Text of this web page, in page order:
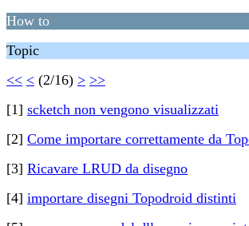
How to
Topic
<< < (2/16) > >>
[1] scketch non vengono visualizzati
[2] Come importare correttamente da
[3] Ricavare LRUD da disegno
[4] importare disegni Topodroid distinti